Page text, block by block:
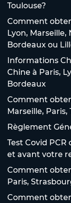
Toulouse?
Comment
Lyon, Marseille,
Bordeaux ou
Informations
Chine à Paris,
Bordeaux
Comment
Marseille, Paris,
Règlement
Test Covid
et avant votre
Comment
Paris,
Comment